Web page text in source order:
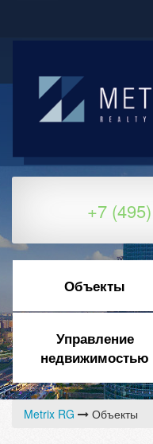
+7 (495)
Объекты
Управление
недвижимостью
Metrix RG Объекты